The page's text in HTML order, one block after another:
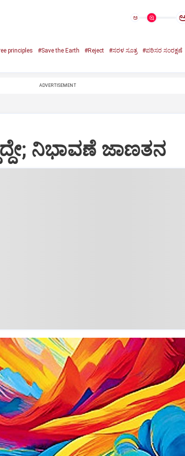
ಅ
principles #Save the Earth #Reject #ಸರಳ ಸೂತ್ರ
#ಪರಿಸರ ಸಂರಕ್ಷಣೆ
ADVERTISEMENT
ನಿಭಾವಣೆ ಜಾಣತನ